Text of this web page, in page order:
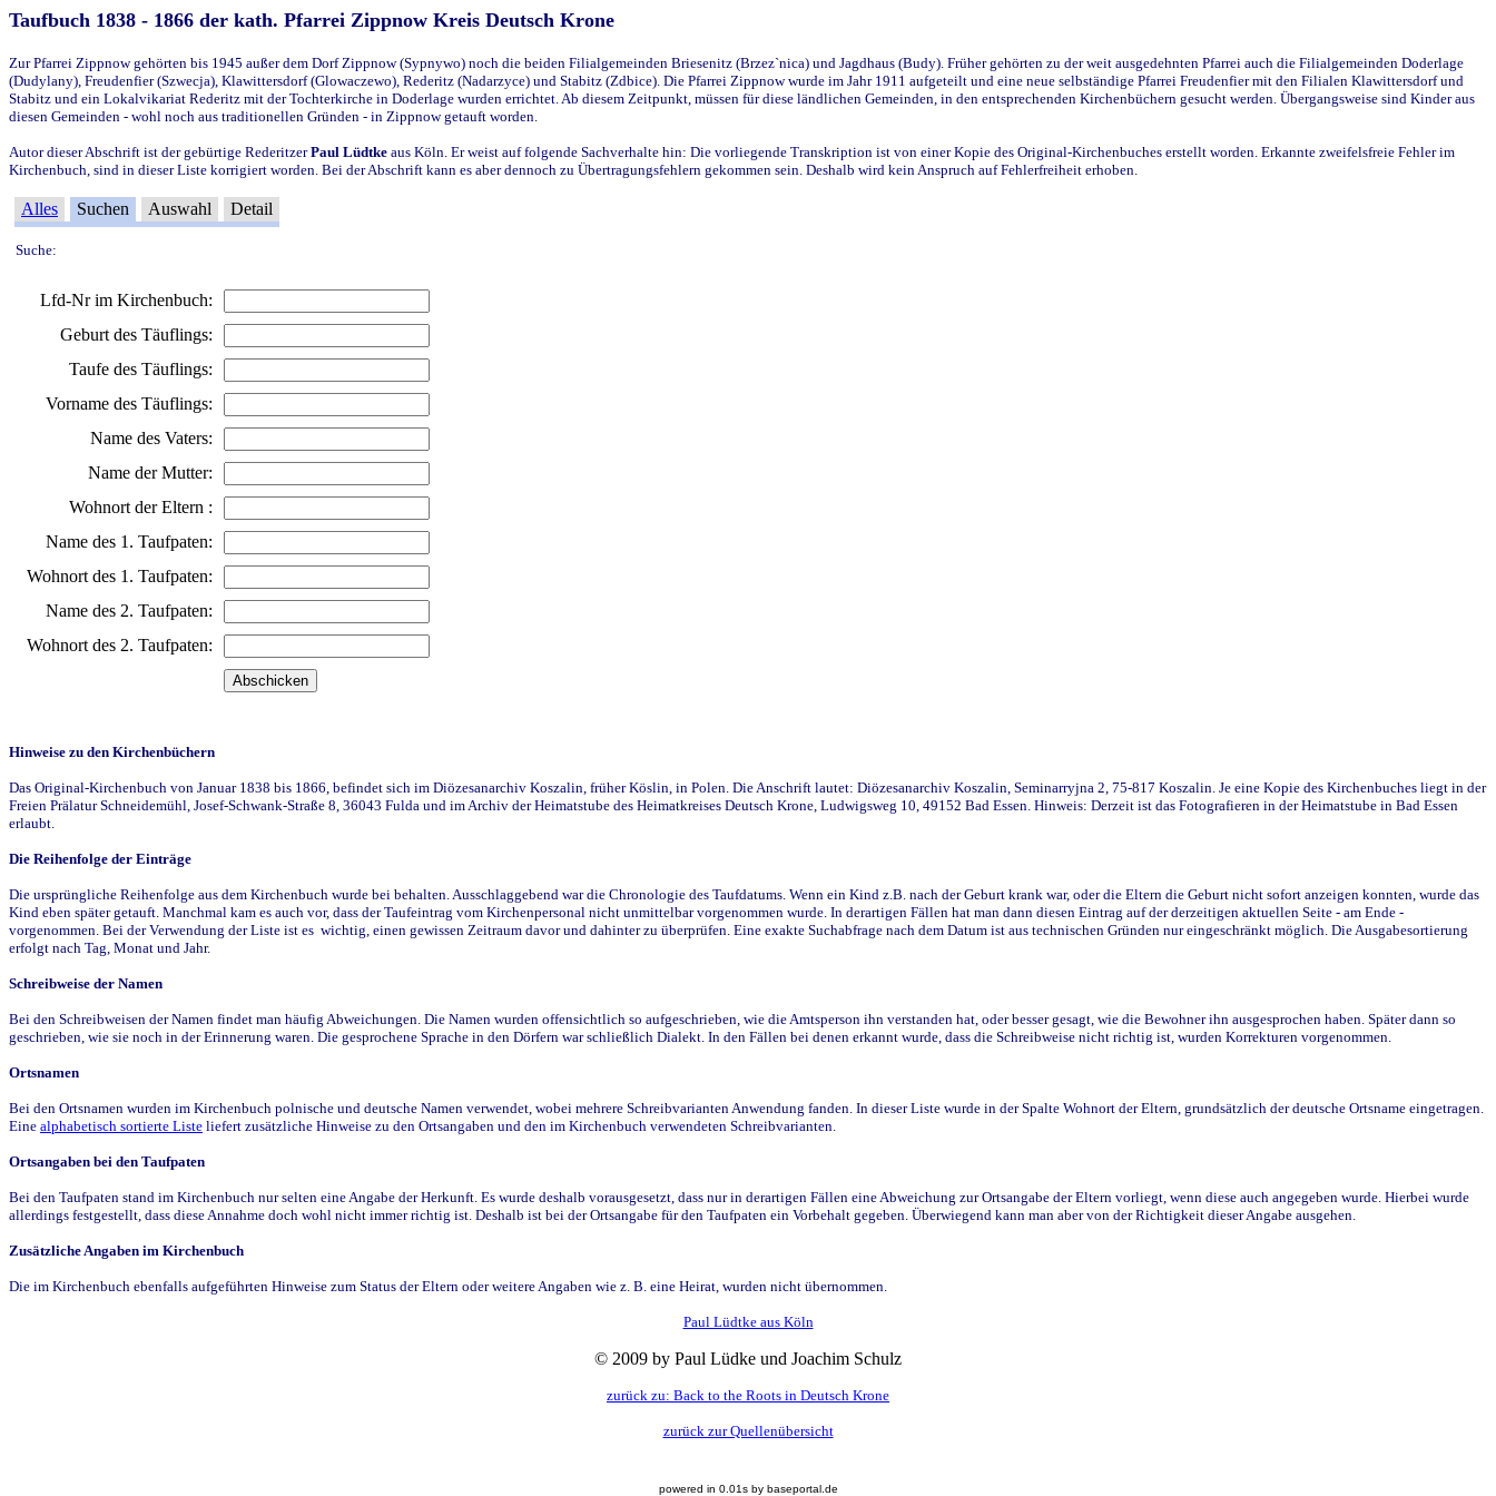
Taufbuch 1838 - 1866 der kath. Pfarrei Zippnow Kreis Deutsch Krone
Zur Pfarrei Zippnow gehörten bis 1945 außer dem Dorf Zippnow (Sypnywo) noch die beiden Filialgemeinden Briesenitz (Brzez`nica) und Jagdhaus (Budy). Früher gehörten zu der weit ausgedehnten Pfarrei auch die Filialgemeinden Doderlage
(Dudylany), Freudenfier (Szwecja), Klawittersdorf (Glowaczewo), Rederitz (Nadarzyce) und Stabitz (Zdbice). Die Pfarrei Zippnow wurde im Jahr 1911 aufgeteilt und eine neue selbständige Pfarrei Freudenfier mit den Filialen Klawittersdorf und
Stabitz und ein Lokalvikariat Rederitz mit der Tochterkirche in Doderlage wurden errichtet. Ab diesem Zeitpunkt, müssen für diese ländlichen Gemeinden, in den entsprechenden Kirchenbüchern gesucht werden. Übergangsweise sind Kinder aus
diesen Gemeinden - wohl noch aus traditionellen Gründen - in Zippnow getauft worden.
Autor dieser Abschrift ist der gebürtige RederitzerPaul Lüdtke aus Köln. Er weist auf folgende Sachverhalte hin: Die vorliegende Transkription ist von einer Kopie des Original-Kirchenbuches erstellt worden. Erkannte zweifelsfreie Fehler im
Kirchenbuch, sind in dieser Liste korrigiert worden. Bei der Abschrift kann es aber dennoch zu Übertragungsfehlern gekommen sein. Deshalb wird kein Anspruch auf Fehlerfreiheit erhoben.
Alles Suchen Auswahl Detail
Suche:
Lfd-Nr im Kirchenbuch:
Geburt des Täuflings:
Taufe des Täuflings:
Vorname des Täuflings:
Name des Vaters:
Name der Mutter:
Wohnort der Eltern :
Name des 1. Taufpaten:
Wohnort des 1. Taufpaten:
Name des 2. Taufpaten:
Wohnort des 2. Taufpaten:
Hinweise zu den Kirchenbüchern
Das Original-Kirchenbuch von Januar 1838 bis 1866, befindet sich im Diözesanarchiv Koszalin, früher Köslin, in Polen. Die Anschrift lautet: Diözesanarchiv Koszalin, Seminarryjna 2, 75-817 Koszalin. Je eine Kopie des Kirchenbuches liegt in der
Freien Prälatur Schneidemühl, Josef-Schwank-Straße 8, 36043 Fulda und im Archiv der Heimatstube des Heimatkreises Deutsch Krone, Ludwigsweg 10, 49152 Bad Essen. Hinweis: Derzeit ist das Fotografieren in der Heimatstube in Bad Essen
erlaubt.
Die Reihenfolge der Einträge
Die ursprüngliche Reihenfolge aus dem Kirchenbuch wurde bei behalten. Ausschlaggebend war die Chronologie des Taufdatums. Wenn ein Kind z.B. nach der Geburt krank war, oder die Eltern die Geburt nicht sofort anzeigen konnten, wurde das
Kind eben später getauft. Manchmal kam es auch vor, dass der Taufeintrag vom Kirchenpersonal nicht unmittelbar vorgenommen wurde. In derartigen Fällen hat man dann diesen Eintrag auf der derzeitigen aktuellen Seite - am Ende -
vorgenommen. Bei der Verwendung der Liste ist es wichtig, einen gewissen Zeitraum davor und dahinter zu überprüfen. Eine exakte Suchabfrage nach dem Datum ist aus technischen Gründen nur eingeschränkt möglich. Die Ausgabesortierung
erfolgt nach Tag, Monat und Jahr.
Schreibweise der Namen
Bei den Schreibweisen der Namen findet man häufig Abweichungen. Die Namen wurden offensichtlich so aufgeschrieben, wie die Amtsperson ihn verstanden hat, oder besser gesagt, wie die Bewohner ihn ausgesprochen haben. Später dann so
geschrieben, wie sie noch in der Erinnerung waren. Die gesprochene Sprache in den Dörfern war schließlich Dialekt. In den Fällen bei denen erkannt wurde, dass die Schreibweise nicht richtig ist, wurden Korrekturen vorgenommen.
Ortsnamen
Bei den Ortsnamen wurden im Kirchenbuch polnische und deutsche Namen verwendet, wobei mehrere Schreibvarianten Anwendung fanden. In dieser Liste wurde in der Spalte Wohnort der Eltern, grundsätzlich der deutsche Ortsname eingetragen.
Eine alphabetisch sortierte Liste liefert zusätzliche Hinweise zu den Ortsangaben und den im Kirchenbuch verwendeten Schreibvarianten.
Ortsangaben bei den Taufpaten
Bei den Taufpaten stand im Kirchenbuch nur selten eine Angabe der Herkunft. Es wurde deshalb vorausgesetzt, dass nur in derartigen Fällen eine Abweichung zur Ortsangabe der Eltern vorliegt, wenn diese auch angegeben wurde. Hierbei wurde
allerdings festgestellt, dass diese Annahme doch wohl nicht immer richtig ist. Deshalb ist bei der Ortsangabe für den Taufpaten ein Vorbehalt gegeben. Überwiegend kann man aber von der Richtigkeit dieser Angabe ausgehen.
Zusätzliche Angaben im Kirchenbuch
Die im Kirchenbuch ebenfalls aufgeführten Hinweise zum Status der Eltern oder weitere Angaben wie z. B. eine Heirat, wurden nicht übernommen.
Paul Lüdtke aus Köln
© 2009 by Paul Lüdke und Joachim Schulz
zurück zu: Back to the Roots in Deutsch Krone
zurück zur Quellenübersicht
powered in 0.01s by baseportal.de